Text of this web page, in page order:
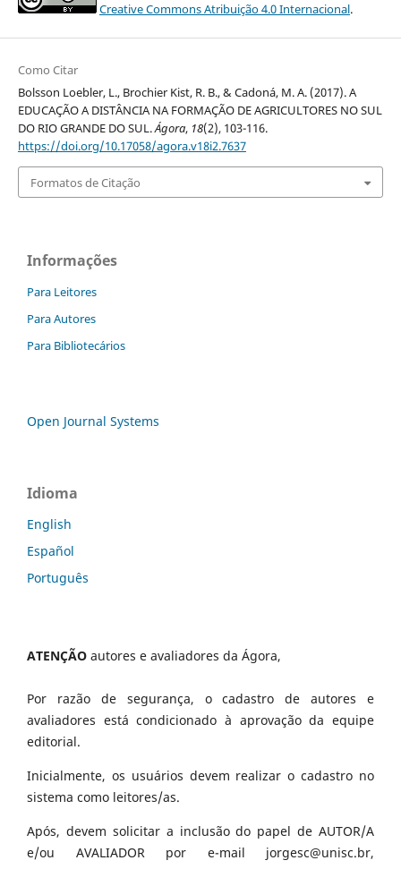
Creative Commons Atribuição 4.0 Internacional.
Como Citar
Bolsson Loebler, L., Brochier Kist, R. B., & Cadoná, M. A. (2017). A
EDUCAÇÃO A DISTÂNCIA NA FORMAÇÃO DE AGRICULTORES NO SUL
DO RIO GRANDE DO SUL.Ágora, 18(2), 103-116.
https://doi.org/10.17058/agora.v18i2.7637
Formatos de Citação
Informações
Para Leitores
Para Autores
Para Bibliotecários
Open Journal Systems
Idioma
English
Español
Português
ATENÇÃO autores e avaliadores da Ágora,
Por razão de segurança, o cadastro de autores e
avaliadores está condicionado à aprovação da equipe
editorial.
Inicialmente, os usuários devem realizar o cadastro no
sistema como leitores/as.
Após, devem solicitar a inclusão do papel de AUTOR/A
e/ou AVALIADOR por e-mail jorgesc@unisc.br,